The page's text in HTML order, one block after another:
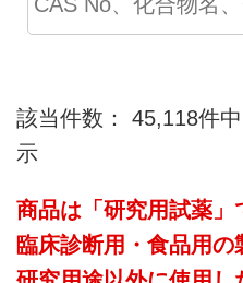
該当件数： 45,118件
示
商品は「研究用試薬
臨床診断用・食品用の